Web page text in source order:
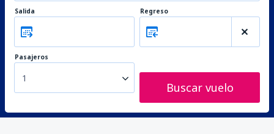
Salida Regreso
Pasajeros
1
Buscar vuelo